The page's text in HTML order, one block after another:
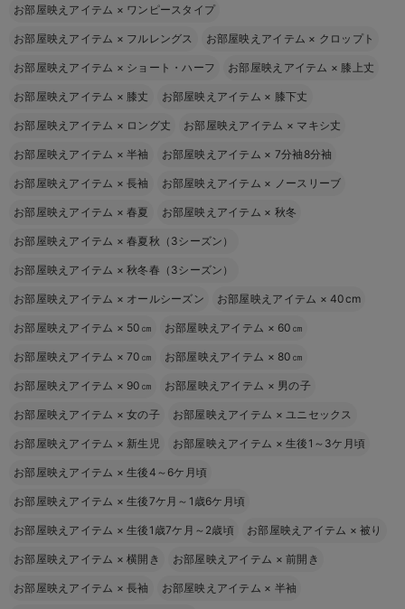
お部屋映えアイテム × ワンピースタイプ
お部屋映えアイテム × フルレングス お部屋映えアイテム × クロップト
お部屋映えアイテム × ショート・ハーフ お部屋映えアイテム × 膝上丈
お部屋映えアイテム × 膝丈 お部屋映えアイテム × 膝下丈
お部屋映えアイテム × ロング丈 お部屋映えアイテム × マキシ丈
お部屋映えアイテム ×半袖 お部屋映えアイテム × 7分袖8分袖
お部屋映えアイテム ×長袖 お部屋映えアイテム × ノースリーブ
お部屋映えアイテム ×春夏 お部屋映えアイテム × 秋冬
お部屋映えアイテム ×春夏秋（3シーズン）
お部屋映えアイテム ×秋冬春（3シーズン）
お部屋映えアイテム × オールシーズン お部屋映えアイテム ×40cm
お部屋映えアイテム × 50㎝ お部屋映えアイテム × 60㎝
お部屋映えアイテム ×70㎝ お部屋映えアイテム × 80㎝
お部屋映えアイテム × 90㎝ お部屋映えアイテム × 男の子
お部屋映えアイテム ×女の子 お部屋映えアイテム ×ユニセックス
お部屋映えアイテム × 新生児 お部屋映えアイテム ×生後1～3ケ月頃
お部屋映えアイテム ×生後4～6ケ月頃
お部屋映えアイテム ×生後7ケ月～1歳6ケ月頃
お部屋映えアイテム ×生後1歳7ケ月～2歳頃 お部屋映えアイテム ×被り
お部屋映えアイテム ×横開き お部屋映えアイテム ×前開き
お部屋映えアイテム ×長袖 お部屋映えアイテム × 半袖